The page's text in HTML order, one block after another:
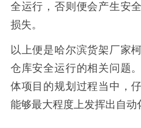
全运行，否则便会产生安
损失。
以上便是哈尔滨货架厂家
仓库安全运行的相关问题
体项目的规划过程当中，
能够最大程度上发挥出自动